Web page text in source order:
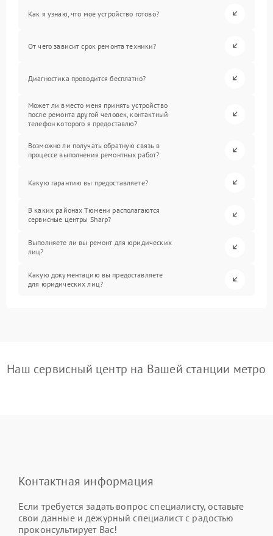
Как я узнаю, что мое устройство готово?
От чего зависит срок ремонта техники?
Диагностика проводится бесплатно?
Может ли вместо меня принять устройство
после ремонта другой человек, контактный
телефон которого я предоставлю?
Возможно ли получать обратную связь в
процессе выполнения ремонтных работ?
Какую гарантию вы предоставляете?
В каких районах Тюмени располагаются
сервисные центры Sharp?
Выполняете ли вы ремонт для юридических
лиц?
Какую документацию вы предоставляете
для юридических лиц?
Наш сервисный центр на Вашей станции метро
Контактная информация
Если требуется задать вопрос специалисту, оставьте
свои данные и дежурный специалист с радостью
проконсультирует Вас!